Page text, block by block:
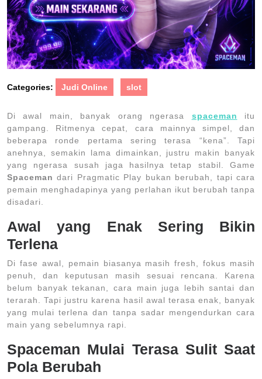
Categories: Judi Online slot
Di awal main, banyak orang ngerasa spaceman itu
gampang. Ritmenya cepat, cara mainnya simpel, dan
beberapa ronde pertama sering terasa “kena”. Tapi
anehnya, semakin lama dimainkan, justru makin banyak
yang ngerasa susah jaga hasilnya tetap stabil. Game
Spaceman dari Pragmatic Play bukan berubah, tapi cara
pemain menghadapinya yang perlahan ikut berubah tanpa
disadari.
Awal yang Enak Sering Bikin
Terlena
Di fase awal, pemain biasanya masih fresh, fokus masih
penuh, dan keputusan masih sesuai rencana. Karena
belum banyak tekanan, cara main juga lebih santai dan
terarah. Tapi justru karena hasil awal terasa enak, banyak
yang mulai terlena dan tanpa sadar mengendurkan cara
main yang sebelumnya rapi.
Spaceman Mulai Terasa Sulit Saat
Pola Berubah